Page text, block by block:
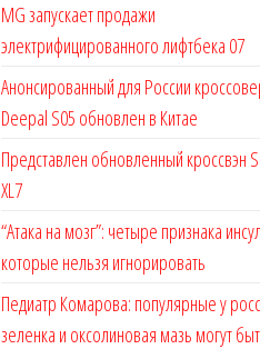
MG запускает продажи
электрифицированного лифтбека 07
Анонсированный для России
Deepal S05 обновлен в Китае
Представлен обновленный кроссвэн
XL7
“Атака на мозг”: четыре признака
которые нельзя игнорировать
Педиатр Комарова: популярные у
зеленка и оксолиновая мазь могут